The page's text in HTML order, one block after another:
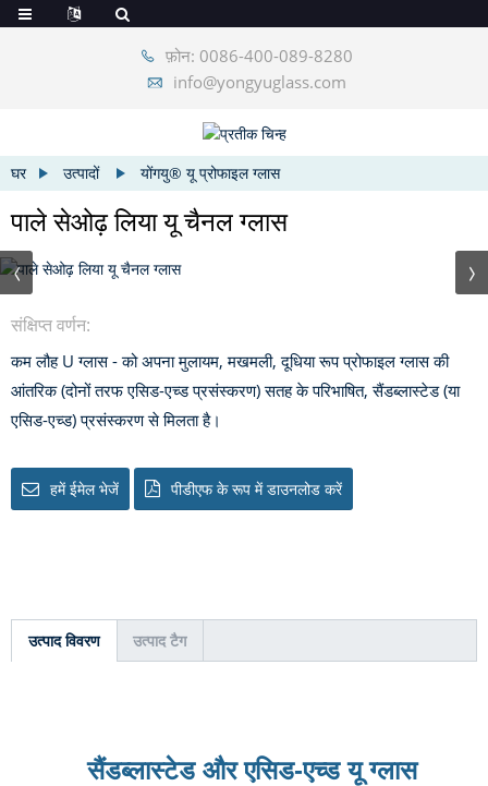
फ़ोन: 0086-400-089-8280
info@yongyuglass.com
घर उत्पादों योंगयु® यू प्रोफाइल ग्लास
पाले सेओढ़ लिया यू चैनल ग्लास
संक्षिप्त वर्णन:
कम लौह U ग्लास - को अपना मुलायम, मखमली, दूधिया रूप प्रोफाइल ग्लास की
आंतरिक (दोनों तरफ एसिड-एच्ड प्रसंस्करण) सतह के परिभाषित, सैंडब्लास्टेड (या
एसिड-एच्ड) प्रसंस्करण से मिलता है।
हमें ईमेल भेजें पीडीएफ के रूप में डाउनलोड करें
उत्पाद विवरण उत्पाद टैग
सैंडब्लास्टेड और एसिड-एच्ड यू ग्लास